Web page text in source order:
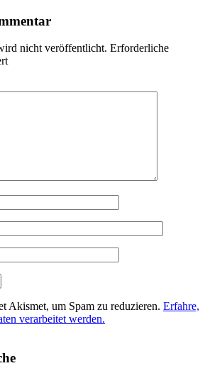
nicht veröffentlicht. Erforderliche
Akismet, um Spam zu reduzieren. Erfahre,
verarbeitet werden.